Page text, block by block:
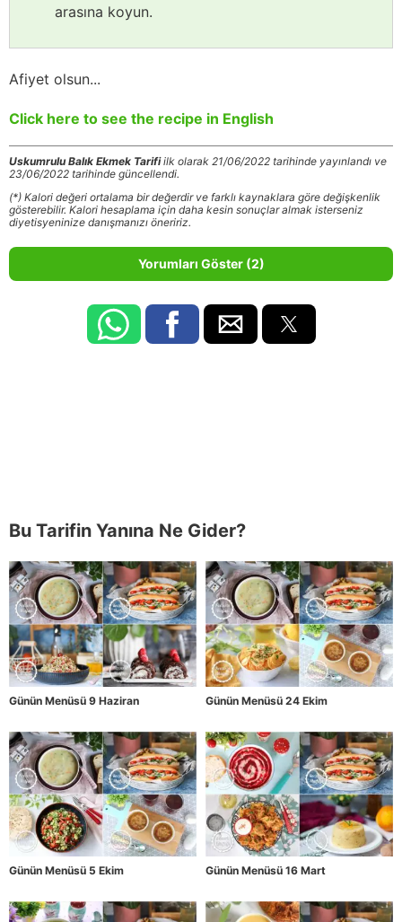
arasına koyun.
Afiyet olsun...
Click here to see the recipe in English
Uskumrulu Balık Ekmek Tarifiilk olarak 21/06/2022 tarihinde yayınlandı ve
23/06/2022 tarihinde güncellendi.
(*) Kalori değeri ortalama bir değerdir ve farklı kaynaklara göre değişkenlik
gösterebilir. Kalori hesaplama için daha kesin sonuçlar almak isterseniz
diyetisyeninize danışmanızı öneririz.
Yorumları Göster (2)
Bu Tarifin Yanına Ne Gider?
Günün Menüsü 9 Haziran Günün Menüsü 24 Ekim
Günün Menüsü 5 Ekim Günün Menüsü 16 Mart